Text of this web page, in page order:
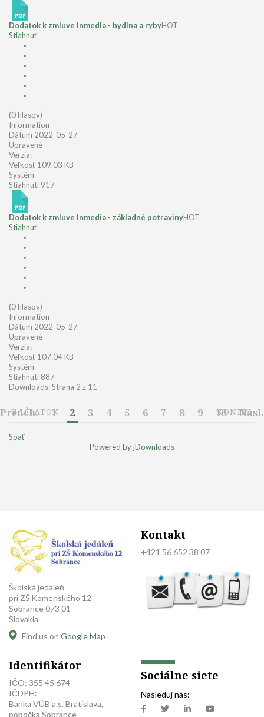
Dodatok k zmluve Inmedia - hydina a rybyHOT
Stiahnuť
(0 hlasov)
Information
Dátum 2022-05-27
Upravené
Verzia:
Veľkosť 109.03 KB
Systém
Stiahnutí 917
Dodatok k zmluve Inmedia - základné potravinyHOT
Stiahnuť
(0 hlasov)
Information
Dátum 2022-05-27
Upravené
Verzia:
Veľkosť 107.04 KB
Systém
Stiahnutí 887
Downloads: Strana 2 z 11
ZAČIATOK
Predch. 1 2 3 4 5 6 7 8 9 10 Nasl.
KONIEC
Späť
Powered by jDownloads
Školská jedáleň
pri ZŠ Komenského 12
Sobrance 073 01
Slovakia
Find us on Google Map
Kontakt
+421 56 652 38 07
Identifikátor
IČO: 355 45 674
IČDPH:
Banka VÚB a.s. Bratislava,
pobočka Sobrance
Sociálne siete
Nasleduj nás: